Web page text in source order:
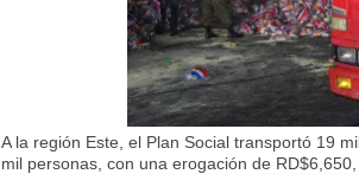
A la región Este, el Plan Social transportó 19
mil personas, con una erogación de RD$6,650,